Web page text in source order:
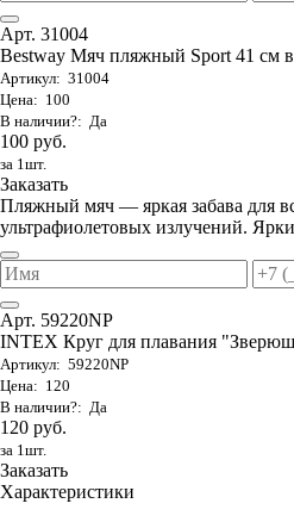
Арт. 31004
Bestway Мяч пляжный Sport 41 см в
Артикул: 31004
Цена: 100
В наличии?: Да
100 руб.
за 1шт.
Заказать
Пляжный мяч — яркая забава для
ультрафиолетовых излучений.
Арт. 59220NP
INTEX Круг для плавания
Артикул: 59220NP
Цена: 120
В наличии?: Да
120 руб.
за 1шт.
Заказать
Характеристики